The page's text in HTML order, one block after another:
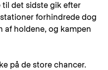
det sidste gik efter
forhindrede dog
holdene, og kampen
på de store chancer.